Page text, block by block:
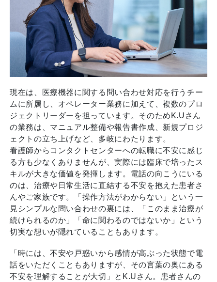
現在は、医療機器に関する問い合わせ対応を行うチー
ムに所属し、オペレーター業務に加えて、複数のプロ
ジェクトリーダーを担っています。そのためK.Uさん
の業務は、マニュアル整備や報告書作成、新規プロジ
ェクトの立ち上げなど、多岐にわたります。
看護師からコンタクトセンターへの転職に不安に感じ
る方も少なくありませんが、実際には臨床で培ったス
キルが大きな価値を発揮します。電話の向こうにいる
のは、治療や日常生活に直結する不安を抱えた患者さ
んやご家族です。「操作方法がわからない」という一
見シンプルな問い合わせの裏には、「このまま治療が
続けられるのか」「命に関わるのではないか」という
切実な想いが隠れていることもあります。
「時には、不安や戸惑いから感情が高ぶった状態で電
話をいただくこともありますが、その言葉の奥にある
不安を理解することが大切」とK.Uさん。患者さんの